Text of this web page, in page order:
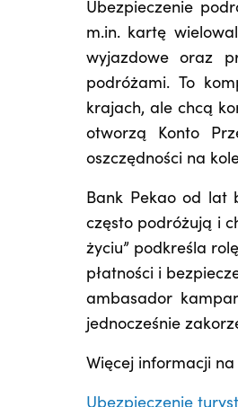
Ubezpieczenie
m.in. kartę
wyjazdowe oraz
podróżami. To
krajach, ale chcą
otworzą Konto
oszczędności na
Bank Pekao od lat
często podróżują i
życiu” podkreśla
płatności i
ambasador
jednocześnie
Więcej informacji